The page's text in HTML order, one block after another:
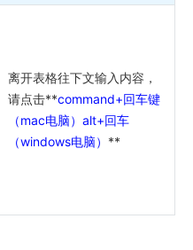
离开表格往下文输入内容，
请点击**command+回车键
（mac电脑）alt+回车
（windows电脑） **